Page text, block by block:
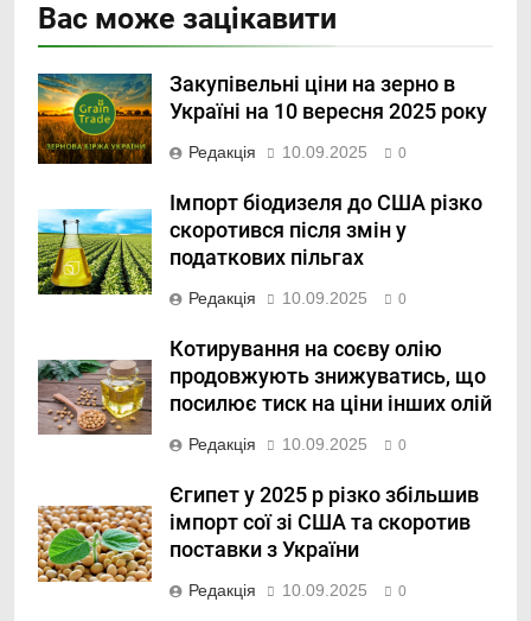
Вас може зацікавити
Закупівельні ціни на зерно в
Україні на 10 вересня 2025 року
Редакція 10.09.2025 0
Імпорт біодизеля до США різко
скоротився після змін у
податкових пільгах
Редакція 10.09.2025 0
Котирування на соєву олію
продовжують знижуватись, що
посилює тиск на ціни інших олій
Редакція 10.09.2025 0
Єгипет у 2025 р різко збільшив
імпорт сої зі США та скоротив
поставки з України
Редакція 10.09.2025 0